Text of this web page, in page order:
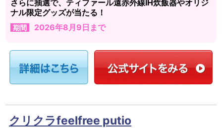
さらに抽選で、ティファール遠赤外線IH炊飯器やオリジ
ナル限定グッズが当たる！
期間 2026年8月9日まで
クリクラfeelfree putio